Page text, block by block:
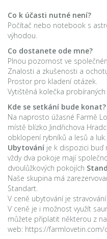
Co k účasti nutné není?
Počítač nebo notebook s
výhodou.
Co dostanete ode mne?
Plnou pozornost ve
Znalosti a zkušenosti a
Prostor pro kladení otázek.
Vytištěná kolečka
Kde se setkání bude konat?
Na naprosto úžasné Farmě
místě blízko Jindřichova
obklopení rybníků a lesů a luk.
Ubytování je k dispozici buď
vždy dva pokoje mají
dvoulůžkových pokojích
Naše skupina má
Standart.
V ceně ubytování je
V ceně je i možnost využít
můžete připlatit některou z
web: https://farmlovetin.com/